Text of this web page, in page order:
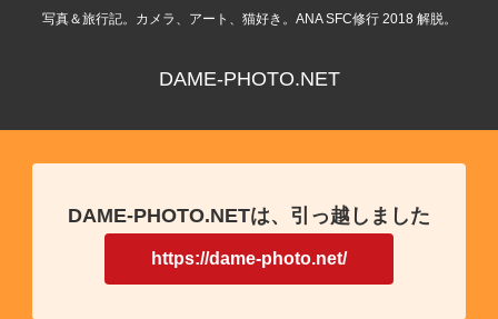
写真＆旅行記。カメラ、アート、猫好き。ANA SFC修行 2018 解脱。
DAME-PHOTO.NET
DAME-PHOTO.NETは、引っ越しました
https://dame-photo.net/